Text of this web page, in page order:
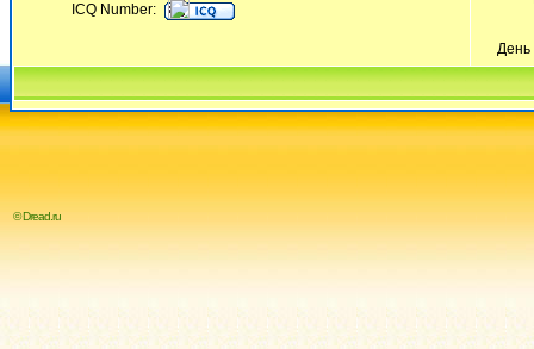
День
ICQ Number:
© Dread.ru